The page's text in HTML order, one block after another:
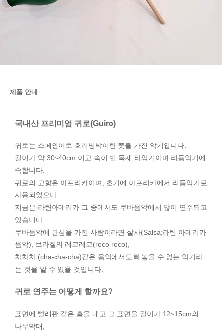
제품 안내
국내산 프리미엄 귀로(Guiro)
귀로는 스페인어로 호리병박이란 뜻을 가진 악기입니다.
길이가 약 30~40cm 이고 속이 빈 목재 타악기이며 리듬악기에
속합니다.
귀로의 고향은 아프리카이며, 초기에 아프리카에서 리듬악기로
사용되었으나
지금은 라틴아메리카 그 중에서도 쿠바음악에서 많이 연주되고
있습니다.
쿠바음악에 관심을 가진 사람이라면 살사(Salsa;라틴 아메리카
음악), 브라질의 레코레코(reco-reco),
차차차 (cha-cha-cha)같은 음악에서도 빼놓을 수 없는 악기라
는 것을 알 수 있을 것입니다.
귀로 연주는 어떻게 할까요?
표면에 빨래판 같은 홈을 내고 그 표면을 길이가 12~15cm의
나무막대,